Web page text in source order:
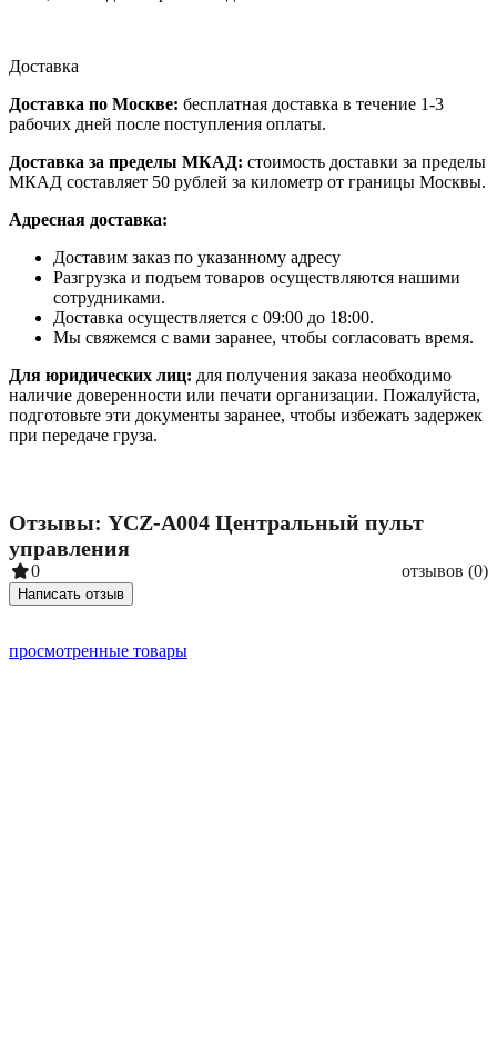
Доставка
Доставка по Москве: бесплатная доставка в течение 1-3
рабочих дней после поступления оплаты.
Доставка за пределы МКАД: стоимость доставки за пределы
МКАД составляет 50 рублей за километр от границы Москвы.
Адресная доставка:
Доставим заказ по указанному адресу
Разгрузка и подъем товаров осуществляются нашими
сотрудниками.
Доставка осуществляется с 09:00 до 18:00.
Мы свяжемся с вами заранее, чтобы согласовать время.
Для юридических лиц: для получения заказа необходимо
наличие доверенности или печати организации. Пожалуйста,
подготовьте эти документы заранее, чтобы избежать задержек
при передаче груза.
Отзывы: YCZ-A004 Центральный пульт
управления
0 отзывов (0)
Написать отзыв
просмотренные товары